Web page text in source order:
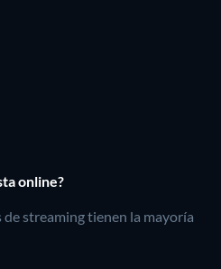
online?
streaming tienen la mayoría